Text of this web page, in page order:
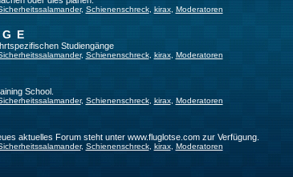
, Schienenschreck, kirax, Moderatoren
Studiengänge
, Schienenschreck, kirax, Moderatoren
School.
, Schienenschreck, kirax, Moderatoren
aktuelles Forum steht unter www.fluglotse.com zur Verfügung.
, Schienenschreck, kirax, Moderatoren